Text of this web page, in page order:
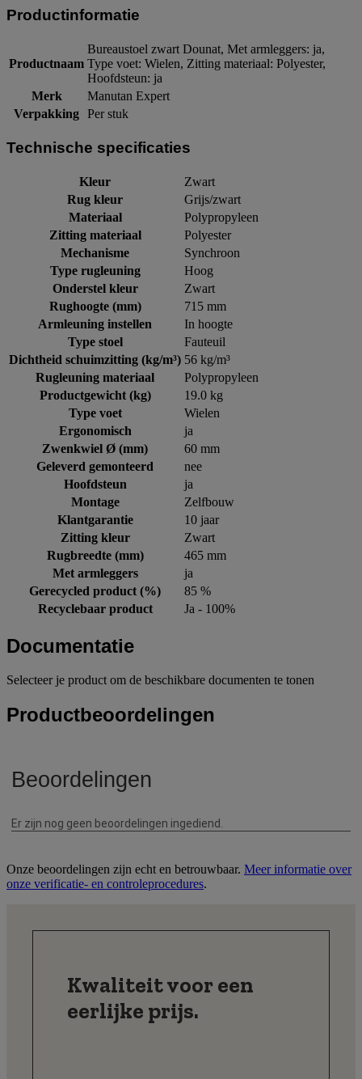
Productinformatie
Productnaam
Bureaustoel zwart Dounat, Met armleggers: ja,
Type voet: Wielen, Zitting materiaal: Polyester,
Hoofdsteun: ja
Merk
Manutan Expert
Verpakking Per stuk
Technische specificaties
Kleur
Zwart
Rug kleur
Grijs/zwart
Materiaal
Polypropyleen
Zitting materiaal
Polyester
Mechanisme
Synchroon
Type rugleuning
Hoog
Onderstel kleur
Zwart
Rughoogte (mm)
715 mm
Armleuning instellen
In hoogte
Type stoel
Fauteuil
Dichtheid schuimzitting (kg/m³) 56 kg/m³
Rugleuning materiaal
Polypropyleen
Productgewicht (kg)
19.0 kg
Type voet
Wielen
Ergonomisch
ja
Zwenkwiel Ø (mm)
60 mm
Geleverd gemonteerd
nee
Hoofdsteun
ja
Montage
Zelfbouw
Klantgarantie
10 jaar
Zitting kleur
Zwart
Rugbreedte (mm)
465 mm
Met armleggers
ja
Gerecycled product (%)
85 %
Recyclebaar product
Ja - 100%
Documentatie
Selecteer je product om de beschikbare documenten te tonen
Productbeoordelingen
Onze beoordelingen zijn echt en betrouwbaar. Meer informatie over
onze verificatie- en controleprocedures.
Kwaliteit voor een
eerlijke prijs.